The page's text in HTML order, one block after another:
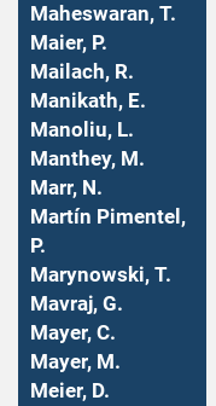
Maheswaran, T.
Maier, P.
Mailach, R.
Manikath, E.
Manoliu, L.
Manthey, M.
Marr, N.
Martín Pimentel,
P.
Marynowski, T.
Mavraj, G.
Mayer, C.
Mayer, M.
Meier, D.